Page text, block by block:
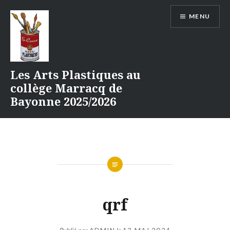
contenu
Les Arts Plastiques au
collège Marracq de
Bayonne 2025/2026
MENU
qrf